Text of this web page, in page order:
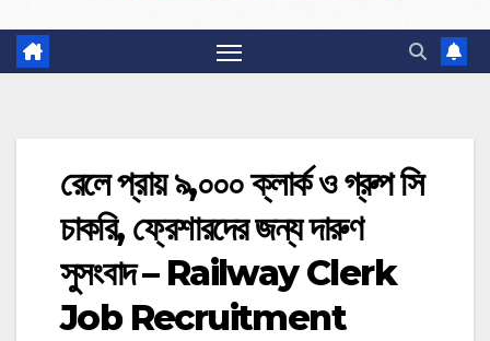
রেলে প্রায় ৯,০০০ ক্লার্ক ও গ্রুপ সি
চাকরি, ফ্রেশারদের জন্য দারুণ
সুসংবাদ – Railway Clerk
Job Recruitment